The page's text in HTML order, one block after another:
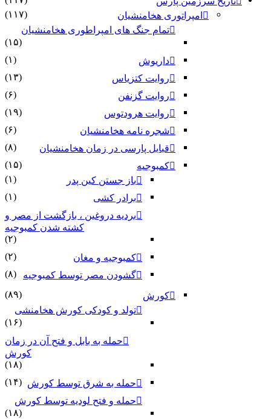
امپراتوری هخامنشیان
(۱۱۷)
تمام جنگ های امپراطوری هخامنشیان
(۱۵)
داریوش
(۱)
روایت کتزیاس
(۱۳)
روایت گزنفن
(۶)
روایت هرودتوس
(۱۹)
شجره نامه هخامنشیان
(۶)
قبایل پارسی در زمان هخامنشیان
(۸)
کمبوجیه
(۱۵)
باز جستن کین پدر
(۱)
برادر کشی
(۱)
بردیه دروغین ، بازگشت از مصر و
کشته شدن کمبوجیه
(۲)
کمبوجیه و مغان
(۲)
گشودن مصر توسط کمبوجیه
(۸)
کورش
(۸۹)
تولد و کودکی کورش هخامنشی
(۱۶)
حمله به بابل و فتح آن در زمان
کورش
(۱۸)
حمله به شرق توسط کورش (۱۴)
حمله و فتح لودیه توسط کورش
(۱۸)